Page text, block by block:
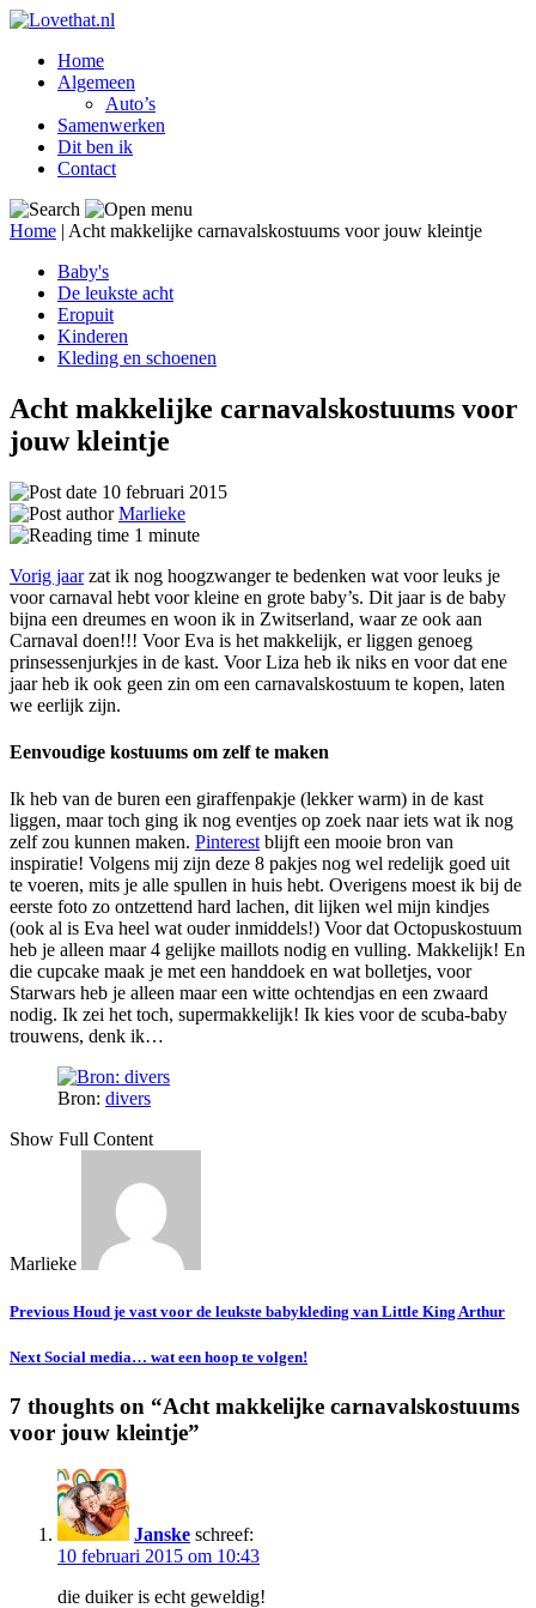
Home
Algemeen
Auto’s
Samenwerken
Dit ben ik
Contact
Home | Acht makkelijke carnavalskostuums voor jouw kleintje
Baby's
De leukste acht
Eropuit
Kinderen
Kleding en schoenen
Acht makkelijke carnavalskostuums voor
jouw kleintje
10 februari 2015
Marlieke
1 minute
Vorig jaarzat ik nog hoogzwanger te bedenken wat voor leuks je
voor carnaval hebt voor kleine en grote baby’s. Dit jaar is de baby
bijna een dreumes en woon ik in Zwitserland, waar ze ook aan
Carnaval doen!!! Voor Eva is het makkelijk, er liggen genoeg
prinsessenjurkjes in de kast. Voor Liza heb ik niks en voor dat ene
jaar heb ik ook geen zin om een carnavalskostuum te kopen, laten
we eerlijk zijn.
Eenvoudige kostuums om zelf te maken
Ik heb van de buren een giraffenpakje (lekker warm) in de kast
liggen, maar toch ging ik nog eventjes op zoek naar iets wat ik nog
zelf zou kunnen maken. Pinterest blijft een mooie bron van
inspiratie! Volgens mij zijn deze 8 pakjes nog wel redelijk goed uit
te voeren, mits je alle spullen in huis hebt. Overigens moest ik bij de
eerste foto zo ontzettend hard lachen, dit lijken wel mijn kindjes
(ook al is Eva heel wat ouder inmiddels!) Voor dat Octopuskostuum
heb je alleen maar 4 gelijke maillots nodig en vulling. Makkelijk! En
die cupcake maak je met een handdoek en wat bolletjes, voor
Starwars heb je alleen maar een witte ochtendjas en een zwaard
nodig. Ik zei het toch, supermakkelijk! Ik kies voor de scuba-baby
trouwens, denk ik…
Bron: divers
Show Full Content
Marlieke
Previous Houd je vast voor de leukste babykleding van Little King Arthur
Next Social media… wat een hoop te volgen!
7 thoughts on “Acht makkelijke carnavalskostuums
voor jouw kleintje”
Janske schreef:
10 februari 2015 om 10:43
die duiker is echt geweldig!